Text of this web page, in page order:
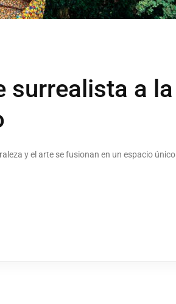
surrealista a la
y el arte se fusionan en un espacio único